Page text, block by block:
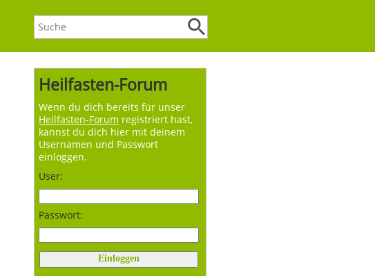
Heilfasten-Forum
Wenn du dich bereits für unser
Heilfasten-Forum registriert hast,
kannst du dich hier mit deinem
Usernamen und Passwort
einloggen.
User:
Passwort: